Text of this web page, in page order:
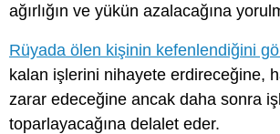
ağırlığın ve yükün azalacağına
Rüyada ölen kişinin kefenlendiğini
kalan işlerini nihayete erdireceğine,
zarar edeceğine ancak daha sonra
toparlayacağına delalet eder.